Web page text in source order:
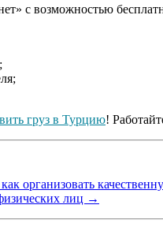
с возможностью
груз в Турцию!
организовать
лиц →